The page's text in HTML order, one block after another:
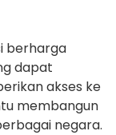
berharga
dapat
akses ke
membangun
negara.